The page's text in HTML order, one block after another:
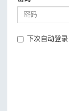
下次自动登录